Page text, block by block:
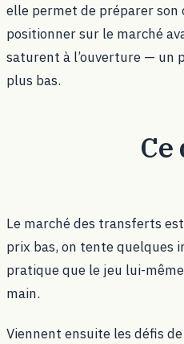
elle permet de préparer son
positionner sur le marché
saturent à l’ouverture — un
plus bas.
Le marché des transferts
prix bas, on tente quelques
pratique que le jeu lui-
main.
Viennent ensuite les défis